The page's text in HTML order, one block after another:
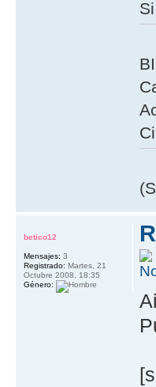
betico12
Mensajes: 3
Registrado: Martes, 21
Octubre 2008, 18:35
Género: